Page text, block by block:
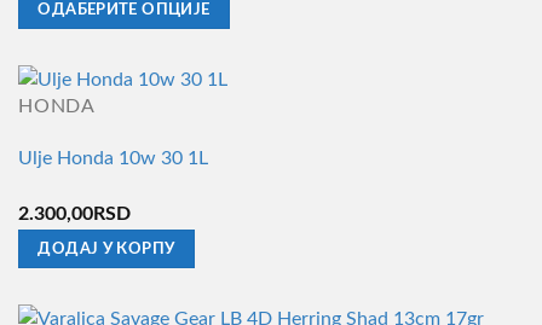
ОДАБЕРИТЕ ОПЦИЈЕ
производ
има
варијанти.
могу
бити
на
HONDA
Ulje Honda 10w 30 1L
2.300,00RSD
ДОДАЈ У КОРПУ